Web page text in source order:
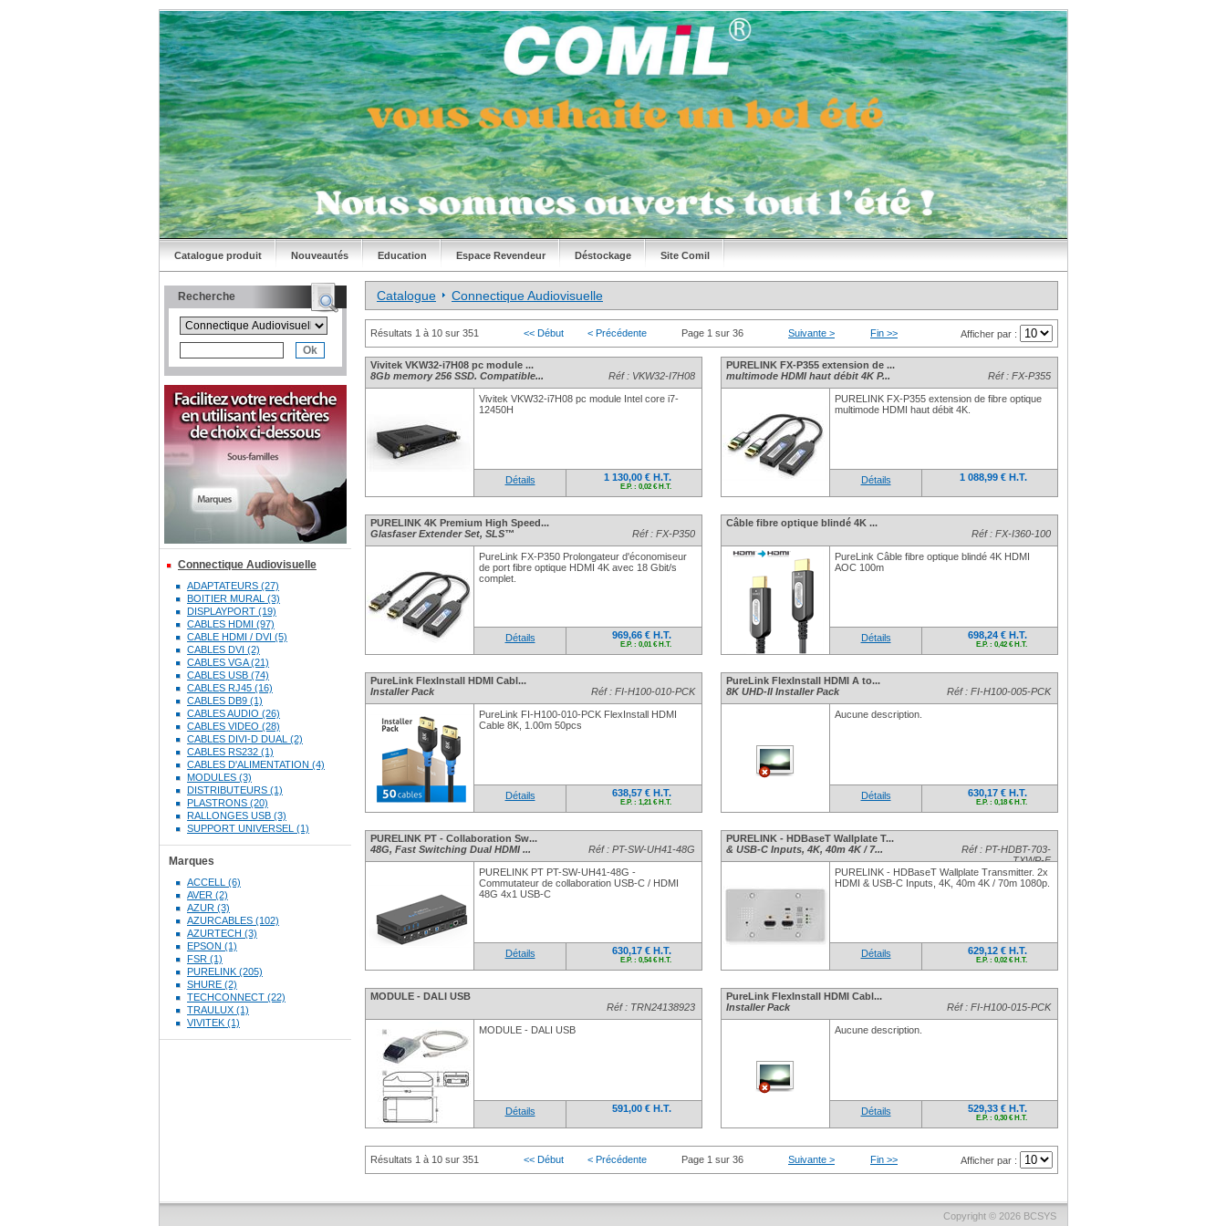
Catalogue produit Nouveautés Education Espace Revendeur Déstockage Site Comil
Recherche
Connectique Audiovisuelle
ADAPTATEURS (27)
BOITIER MURAL (3)
DISPLAYPORT (19)
CABLES HDMI (97)
CABLE HDMI / DVI (5)
CABLES DVI (2)
CABLES VGA (21)
CABLES USB (74)
CABLES RJ45 (16)
CABLES DB9 (1)
CABLES AUDIO (26)
CABLES VIDEO (28)
CABLES DIVI-D DUAL (2)
CABLES RS232 (1)
CABLES D'ALIMENTATION (4)
MODULES (3)
DISTRIBUTEURS (1)
PLASTRONS (20)
RALLONGES USB (3)
SUPPORT UNIVERSEL (1)
Marques
ACCELL (6)
AVER (2)
AZUR (3)
AZURCABLES (102)
AZURTECH (3)
EPSON (1)
FSR (1)
PURELINK (205)
SHURE (2)
TECHCONNECT (22)
TRAULUX (1)
VIVITEK (1)
Catalogue Connectique Audiovisuelle
Résultats 1 à 10 sur 351 << Début < Précédente Page 1 sur 36 Suivante > Fin >> Afficher par :
Vivitek VKW32-i7H08 pc module ...
8Gb memory 256 SSD. Compatible...
Réf : VKW32-I7H08
Vivitek VKW32-i7H08 pc module Intel core i7-
12450H
Détails 1 130,00 € H.T.
E.P. : 0,02 € H.T.
PURELINK FX-P355 extension de ...
multimode HDMI haut débit 4K P...
Réf : FX-P355
PURELINK FX-P355 extension de fibre optique
multimode HDMI haut débit 4K.
Détails 1 088,99 € H.T.
PURELINK 4K Premium High Speed...
Glasfaser Extender Set, SLS™
Réf : FX-P350
PureLink FX-P350 Prolongateur d'économiseur
de port fibre optique HDMI 4K avec 18 Gbit/s
complet.
Détails 969,66 € H.T.
E.P. : 0,01 € H.T.
Câble fibre optique blindé 4K ...
Réf : FX-I360-100
PureLink Câble fibre optique blindé 4K HDMI
AOC 100m
Détails 698,24 € H.T.
E.P. : 0,42 € H.T.
PureLink FlexInstall HDMI Cabl...
Installer Pack
Réf : FI-H100-010-PCK
PureLink FI-H100-010-PCK FlexInstall HDMI
Cable 8K, 1.00m 50pcs
Détails 638,57 € H.T.
E.P. : 1,21 € H.T.
PureLink FlexInstall HDMI A to...
8K UHD-II Installer Pack
Réf : FI-H100-005-PCK
Aucune description.
Détails 630,17 € H.T.
E.P. : 0,18 € H.T.
PURELINK PT - Collaboration Sw...
48G, Fast Switching Dual HDMI ...
Réf : PT-SW-UH41-48G
PURELINK PT PT-SW-UH41-48G -
Commutateur de collaboration USB-C / HDMI
48G 4x1 USB-C
Détails 630,17 € H.T.
E.P. : 0,54 € H.T.
PURELINK - HDBaseT Wallplate T...
& USB-C Inputs, 4K, 40m 4K / 7...
Réf : PT-HDBT-703-
TXWP-F
PURELINK - HDBaseT Wallplate Transmitter. 2x
HDMI & USB-C Inputs, 4K, 40m 4K / 70m 1080p.
Détails 629,12 € H.T.
E.P. : 0,02 € H.T.
MODULE - DALI USB
Réf : TRN24138923
MODULE - DALI USB
Détails 591,00 € H.T.
PureLink FlexInstall HDMI Cabl...
Installer Pack
Réf : FI-H100-015-PCK
Aucune description.
Détails 529,33 € H.T.
E.P. : 0,30 € H.T.
Résultats 1 à 10 sur 351 << Début < Précédente Page 1 sur 36 Suivante > Fin >> Afficher par :
Copyright © 2026 BCSYS